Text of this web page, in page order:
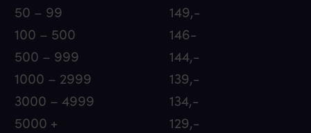
50 – 99
149,-
100 – 500
146-
500 – 999
144,-
1000 – 2999
139,-
3000 – 4999
134,-
5000 +
129,-